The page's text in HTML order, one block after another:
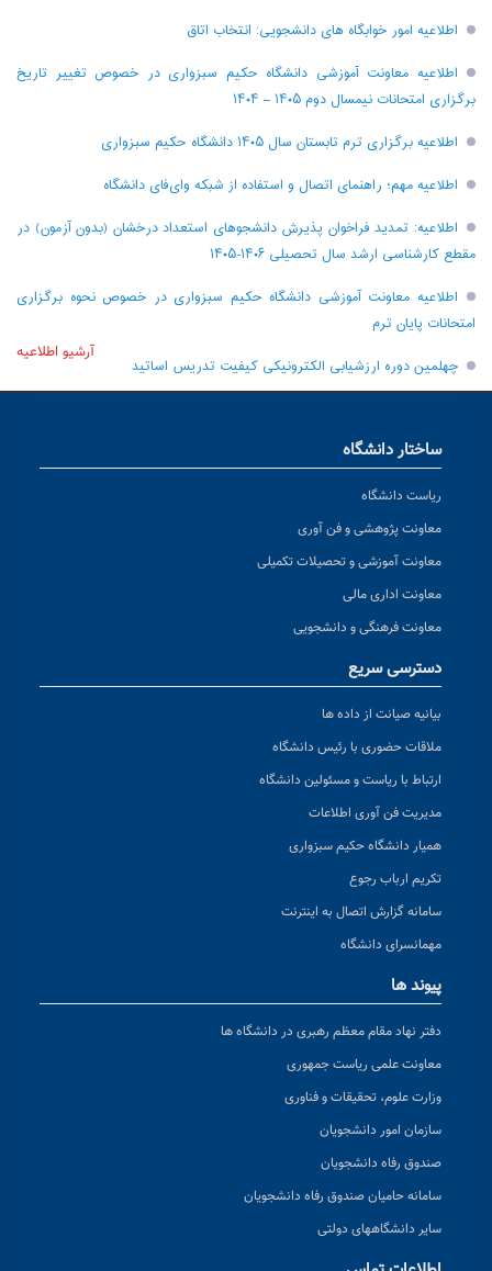
اطلاعیه امور خوابگاه های دانشجویی: انتخاب اتاق
اطلاعیه معاونت آموزشی دانشگاه حکیم سبزواری در خصوص تغییر تاریخ
برگزاری امتحانات نیمسال دوم ۱۴۰۵ – ۱۴۰۴
اطلاعیه برگزاری ترم تابستان سال ۱۴۰۵ دانشگاه حکیم سبزواری
اطلاعیه مهم؛ راهنمای اتصال و استفاده از شبکه وای‌فای دانشگاه
اطلاعیه: تمدید فراخوان پذیرش دانشجو‌های استعداد درخشان (بدون آزمون) در
مقطع کارشناسی ارشد سال تحصیلی ۱۴۰۶-۱۴۰۵
اطلاعیه معاونت آموزشی دانشگاه حکیم سبزواری در خصوص نحوه برگزاری
امتحانات پایان ترم
چهلمین دوره ارزشیابی الکترونیکی کیفیت تدریس اساتید
آرشیو اطلاعیه
ساختار دانشگاه
ریاست دانشگاه
معاونت پژوهشی و فن آوری
معاونت آموزشی و تحصیلات تکمیلی
معاونت اداری مالی
معاونت فرهنگی و دانشجویی
دسترسی سریع
بیانیه صیانت از داده ها
ملاقات حضوری با رئیس دانشگاه
ارتباط با ریاست و مسئولین دانشگاه
مدیریت فن آوری اطلاعات
همیار دانشگاه حکیم سبزواری
تکریم ارباب رجوع
سامانه گزارش اتصال به اینترنت
مهمانسرای دانشگاه
پیوند ها
دفتر نهاد مقام معظم رهبری در دانشگاه ها
معاونت علمی ریاست جمهوری
وزارت علوم، تحقیقات و فناوری
سازمان امور دانشجویان
صندوق رفاه دانشجویان
سامانه حامیان صندوق رفاه دانشجویان
سایر دانشگاههای دولتی